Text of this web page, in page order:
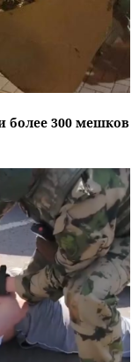
более 300 мешков